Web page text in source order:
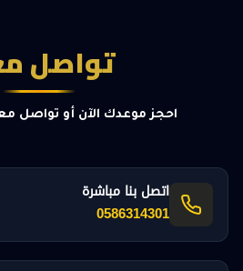
تواصل
احجز موعدك الآن أو تواصل
اتصل بنا مباشرة
0586314301